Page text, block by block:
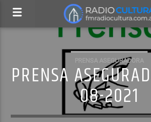
PRENSA ASEGURADORA
PRENSA
08-2021